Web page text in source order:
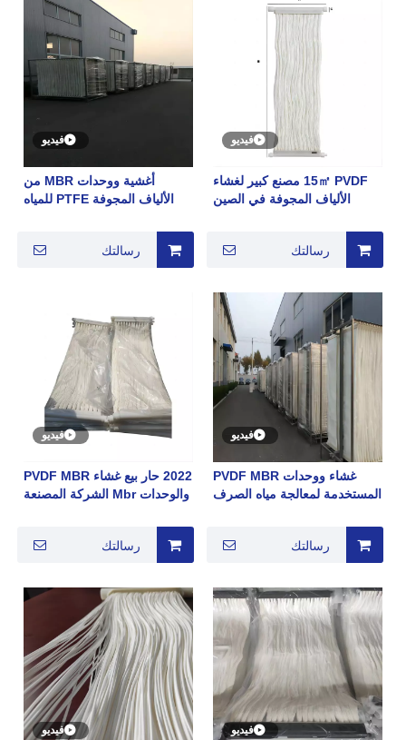
فيديو
15㎡ PVDF مصنع كبير لغشاء
الألياف المجوفة في الصين
رسالتك
فيديو
أغشية ووحدات MBR من
الألياف المجوفة PTFE للمياه
رسالتك
فيديو
غشاء ووحدات PVDF MBR
المستخدمة لمعالجة مياه الصرف
رسالتك
فيديو
2022 حار بيع غشاء PVDF MBR
والوحدات Mbr الشركة المصنعة
رسالتك
فيديو فيديو